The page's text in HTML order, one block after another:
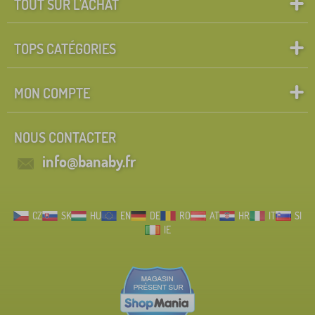
TOUT SUR L'ACHAT
TOPS CATÉGORIES
MON COMPTE
NOUS CONTACTER
info@banaby.fr
CZ SK HU EN DE RO AT HR IT
SI
IE